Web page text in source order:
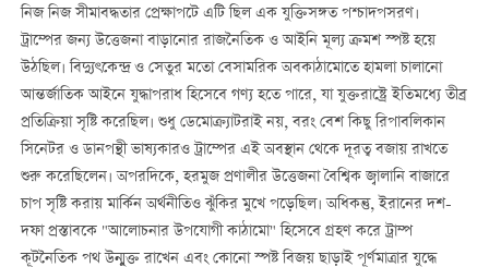
নিজ নিজ সীমাবদ্ধতার প্রেক্ষাপটে এটি ছিল এক যুক্তিসঙ্গত পশ্চাদপসরণ।
ট্রাম্পের জন্য উত্তেজনা বাড়ানোর রাজনৈতিক ও আইনি মূল্য ক্রমশ স্পষ্ট হয়ে
উঠছিল। বিদ্যুৎকেন্দ্র ও সেতুর মতো বেসামরিক অবকাঠামোতে হামলা চালানো
আন্তর্জাতিক আইনে যুদ্ধাপরাধ হিসেবে গণ্য হতে পারে, যা যুক্তরাষ্ট্রে ইতিমধ্যে তীব্র
প্রতিক্রিয়া সৃষ্টি করেছিল। শুধু ডেমোক্র্যাটরাই নয়, বরং বেশ কিছু রিপাবলিকান
সিনেটর ও ডানপন্থী ভাষ্যকারও ট্রাম্পের এই অবস্থান থেকে দূরত্ব বজায় রাখতে
শুরু করেছিলেন। অপরদিকে, হরমুজ প্রণালীর উত্তেজনা বৈশ্বিক জ্বালানি বাজারে
চাপ সৃষ্টি করায় মার্কিন অর্থনীতিও ঝুঁকির মুখে পড়েছিল। অধিকন্তু, ইরানের দশ-
দফা প্রস্তাবকে "আলোচনার উপযোগী কাঠামো" হিসেবে গ্রহণ করে ট্রাম্প
কূটনৈতিক পথ উন্মুক্ত রাখেন এবং কোনো স্পষ্ট বিজয় ছাড়াই পূর্ণমাত্রার যুদ্ধে